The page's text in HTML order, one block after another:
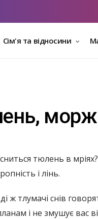
Сім'я та відносини
тюлень в
і лінь.
ж тлумачі снів
і не змушує вас